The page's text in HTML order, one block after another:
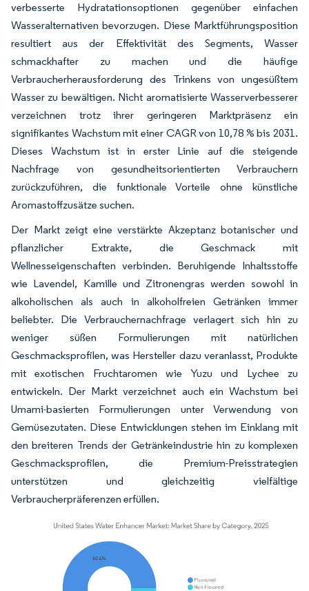
verbesserte Hydratationsoptionen gegenüber einfachen
Wasseralternativen bevorzugen. Diese Marktführungsposition
resultiert aus der Effektivität des Segments, Wasser
schmackhafter zu machen und die häufige
Verbraucherherausforderung des Trinkens von ungesüßtem
Wasser zu bewältigen. Nicht aromatisierte Wasserverbesserer
verzeichnen trotz ihrer geringeren Marktpräsenz ein
signifikantes Wachstum mit einer CAGR von 10,78 % bis 2031.
Dieses Wachstum ist in erster Linie auf die steigende
Nachfrage von gesundheitsorientierten Verbrauchern
zurückzuführen, die funktionale Vorteile ohne künstliche
Aromastoffzusätze suchen.
Der Markt zeigt eine verstärkte Akzeptanz botanischer und
pflanzlicher Extrakte, die Geschmack mit
Wellnesseigenschaften verbinden. Beruhigende Inhaltsstoffe
wie Lavendel, Kamille und Zitronengras werden sowohl in
alkoholischen als auch in alkoholfreien Getränken immer
beliebter. Die Verbrauchernachfrage verlagert sich hin zu
weniger süßen Formulierungen mit natürlichen
Geschmacksprofilen, was Hersteller dazu veranlasst, Produkte
mit exotischen Fruchtaromen wie Yuzu und Lychee zu
entwickeln. Der Markt verzeichnet auch ein Wachstum bei
Umami-basierten Formulierungen unter Verwendung von
Gemüsezutaten. Diese Entwicklungen stehen im Einklang mit
den breiteren Trends der Getränkeindustrie hin zu komplexen
Geschmacksprofilen, die Premium-Preisstrategien
unterstützen und gleichzeitig vielfältige
Verbraucherpräferenzen erfüllen.